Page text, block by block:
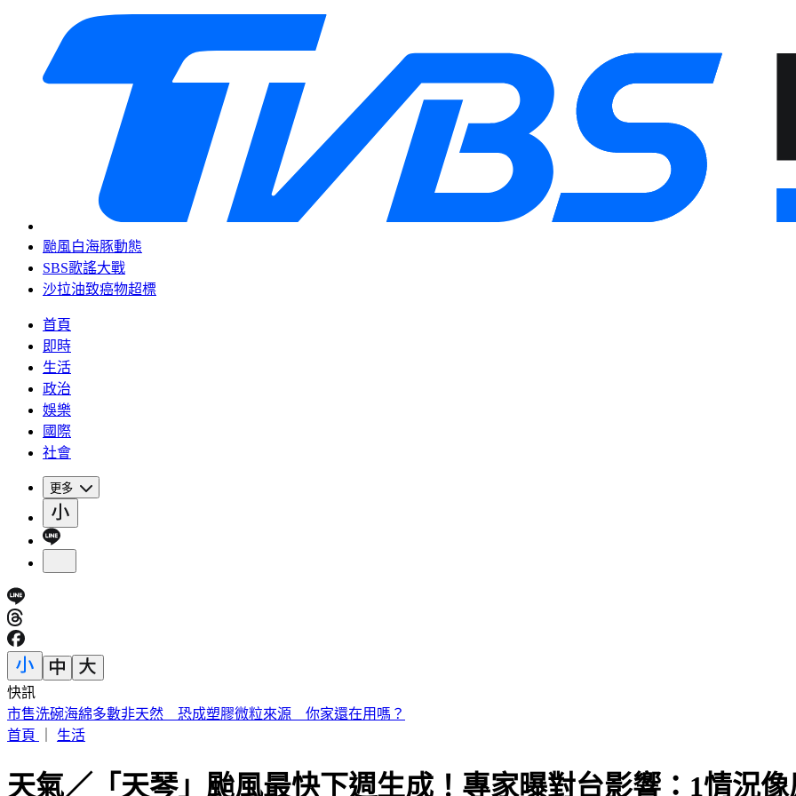
颱風白海豚動態
SBS歌謠大戰
沙拉油致癌物超標
首頁
即時
生活
政治
娛樂
國際
社會
更多
快訊
《夏日活動》花蓮FUN暑假 即將成真火舞秀 加碼重現
首頁
生活
天氣／「天琴」颱風最快下週生成！專家曝對台影響：1情況像